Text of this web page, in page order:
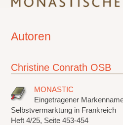
Autoren
Christine Conrath OSB
MONASTIC
Eingetragener
Selbstvermarktung in Frankreich
Heft 4/25, Seite 453-454